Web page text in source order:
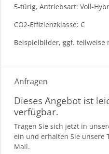
5-türig, Antriebsart: Voll-
CO2-Effizienzklasse: C
Beispielbilder, ggf. teilweise
Anfragen
Dieses Angebot ist
verfügbar.
Tragen Sie sich jetzt in
ein und erhalten Sie unsere
Mail.